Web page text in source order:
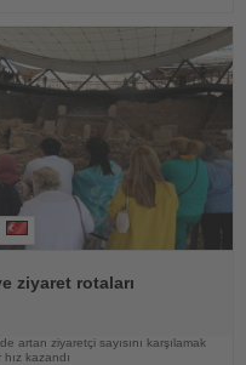
ziyaret rotaları
artan ziyaretçi sayısını karşılamak
kazandı